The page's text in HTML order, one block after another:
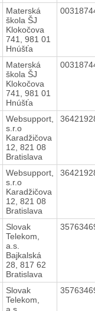
Materská
škola ŠJ
Klokočova
741, 981 01
Hnúšťa
Materská
škola ŠJ
Klokočova
741, 981 01
Hnúšťa
Websupport,
s.r.o
Karadžičova
12, 821 08
Bratislava
Websupport,
s.r.o
Karadžičova
12, 821 08
Bratislava
Slovak
Telekom,
a.s.
Bajkalská
28, 817 62
Bratislava
Slovak
Telekom,